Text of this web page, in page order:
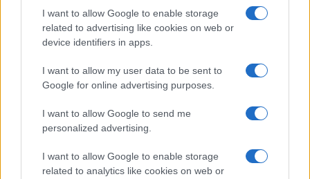
I want to allow Google to enable storage
related to advertising like cookies on web or
device identifiers in apps.
I want to allow my user data to be sent to
Google for online advertising purposes.
I want to allow Google to send me
personalized advertising.
I want to allow Google to enable storage
related to analytics like cookies on web or
il gatto e la volpe della fiaba di Pinocchio. Peccato
che sia finita così presto. In un panorama politico
sostanzialmente noioso e ingessato, due guasconi
così non guastavano. Di unoCalenda
scommetterei sulla sua fine, dell’altro
non saprei. È quello ogni anno nel bene o
nel male, se ne inventa una anche se la cosa mi fa
prossima.